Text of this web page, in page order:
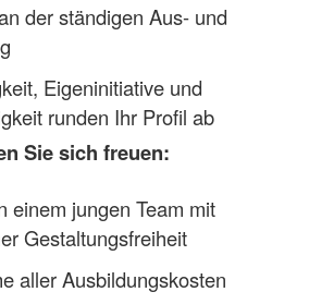
der ständigen Aus- und
Eigeninitiative und
runden Ihr Profil ab
Sie sich freuen:
einem jungen Team mit
Gestaltungsfreiheit
aller Ausbildungskosten